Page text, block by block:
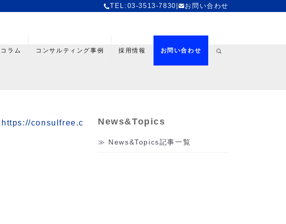
TEL:03-3513-7830 お問い合わせ
コラム コンサルティング事例 採用情報 お問い合わせ
https://consulfree.c
News&Topics
News&Topics記事一覧